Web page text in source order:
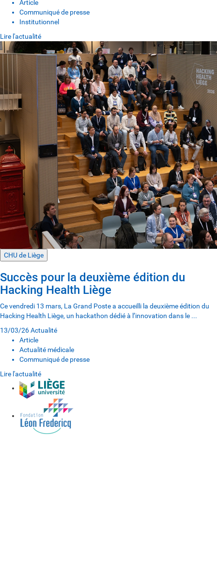
Article
Communiqué de presse
Institutionnel
Lire l'actualité
CHU de Liège
Succès pour la deuxième édition du
Hacking Health Liège
Ce vendredi 13 mars, La Grand Poste a accueilli la deuxième édition du
Hacking Health Liège, un hackathon dédié à l’innovation dans le ...
13/03/26Actualité
Article
Actualité médicale
Communiqué de presse
Lire l'actualité